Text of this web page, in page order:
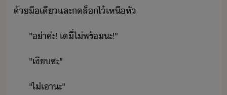
้ื​เี​และ​​ล็​ไ้​เหื​หั​
"​่า​ค่ะ​!​ ​เี​่​ไ่​พร้​ะ​!​"
"​เี​ซะ​"
"​ไ่เา​ะ​"